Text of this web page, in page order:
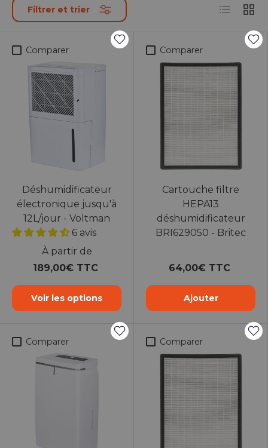
Filtrer et trier Liste Grille
Comparer
Déshumidificateur
électronique jusqu'à
12L/jour - Voltman
6 avis
À partir de
189,00€ TTC
Voir les options
Comparer
Cartouche filtre
HEPA13
déshumidificateur
BRI629050 - Britec
64,00€ TTC
Ajouter
Comparer Comparer